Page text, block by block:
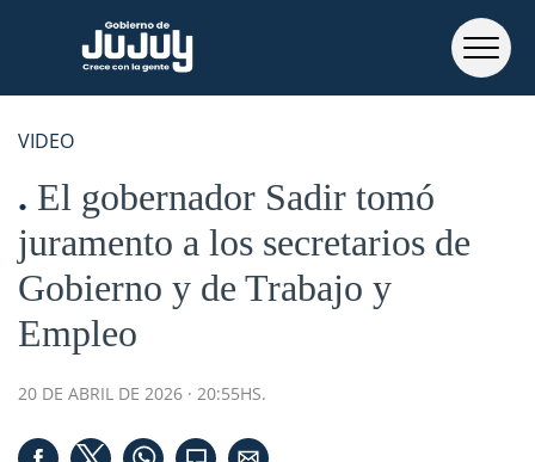
VIDEO
El gobernador Sadir tomó
juramento a los secretarios de
Gobierno y de Trabajo y
Empleo
20 DE ABRIL DE 2026 · 20:55HS.